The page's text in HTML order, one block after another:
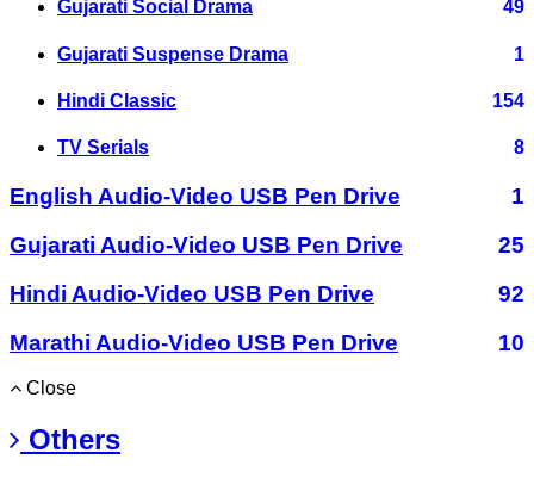
Gujarati Social Drama 49
Gujarati Suspense Drama 1
Hindi Classic 154
TV Serials 8
English Audio-Video USB Pen Drive
1
Gujarati Audio-Video USB Pen Drive
25
Hindi Audio-Video USB Pen Drive
92
Marathi Audio-Video USB Pen Drive
10
Close
Others